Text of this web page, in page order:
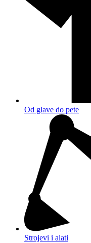
Od glave do pete
Strojevi i alati